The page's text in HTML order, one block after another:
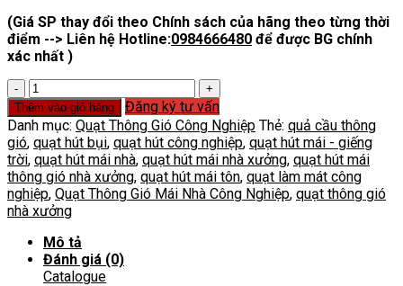
(Giá SP thay đổi theo Chính sách của hãng theo từng thời
điểm --> Liên hệ Hotline:0984666480 để được BG chính
xác nhất )
Quạt
Thông
Gió
Mái
Nhà
Công
Nghiệp
số
lượng
Thêm vào giỏ hàng
Đăng ký tư vấn
Danh mục: Quạt Thông Gió Công Nghiệp Thẻ: quả cầu thông
gió, quạt hút bụi, quạt hút công nghiệp, quạt hút mái - giếng
trời, quạt hút mái nhà, quạt hút mái nhà xưởng, quạt hút mái
thông gió nhà xưởng, quạt hút mái tôn, quạt làm mát công
nghiệp, Quạt Thông Gió Mái Nhà Công Nghiệp, quạt thông gió
nhà xưởng
Mô tả
Đánh giá (0)
Catalogue